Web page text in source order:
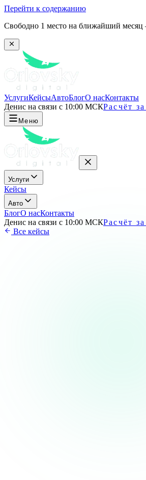
Перейти к содержанию
Свободно 1 место на ближайший месяц
УслугиКейсыАвтоБлогО насКонтакты
Денис на связи с 10:00 МСКРасчёт
Меню
Услуги
Кейсы
Авто
БлогО насКонтакты
Денис на связи с 10:00 МСКРасчёт
Все кейсы